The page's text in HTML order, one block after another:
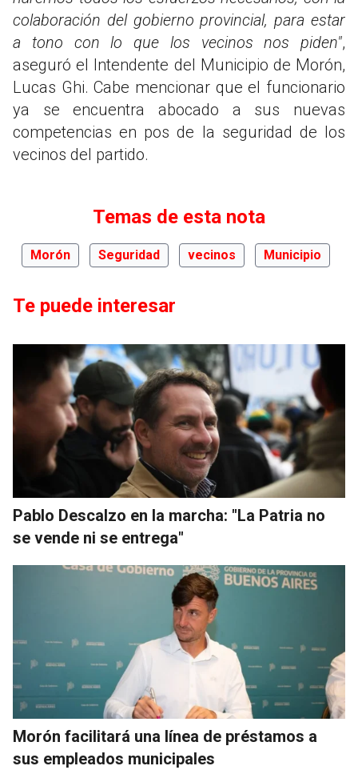
colaboración del gobierno provincial, para estar
a tono con lo que los vecinos nos piden",
aseguró el Intendente del Municipio de Morón,
Lucas Ghi.Cabe mencionar que el funcionario
ya se encuentra abocado a sus nuevas
competencias en pos de la seguridad de los
vecinos del partido.
Temas de esta nota
Morón Seguridad vecinos Municipio
Te puede interesar
Pablo Descalzo en la marcha: "La Patria no
se vende ni se entrega"
Morón facilitará una línea de préstamos a
sus empleados municipales